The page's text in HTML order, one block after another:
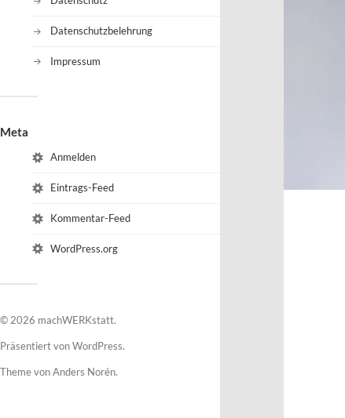
Datenschutzbelehrung
Impressum
Meta
Anmelden
Eintrags-Feed
Kommentar-Feed
WordPress.org
© 2026 machWERKstatt.
Präsentiert vonWordPress.
Theme vonAnders Norén.